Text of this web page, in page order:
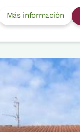
Más información